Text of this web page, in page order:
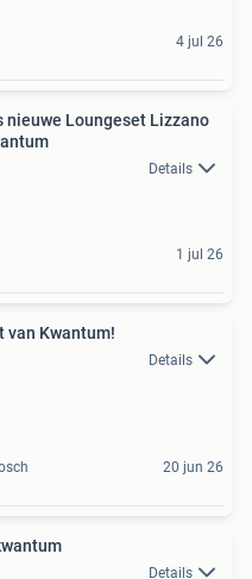
4 jul 26
nieuwe Loungeset Lizzano
Details
1 jul 26
van Kwantum!
Details
20 jun 26
Details